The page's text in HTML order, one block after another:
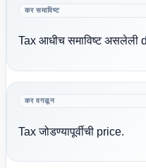
कर समाविष्ट
Tax आधीच समाविष्ट असलेली
कर वगळून
Tax जोडण्यापूर्वीची price.